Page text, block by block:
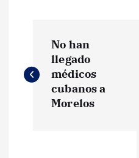
a
No han
llegado
médicos
cubanos a
Morelos